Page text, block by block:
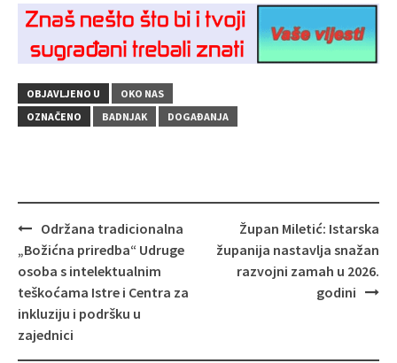
OBJAVLJENO U
OKO NAS
OZNAČENO
BADNJAK DOGAĐANJA
Navigacija
objava
Održana tradicionalna
„Božićna priredba“ Udruge
osoba s intelektualnim
teškoćama Istre i Centra za
inkluziju i podršku u
zajednici
Župan Miletić: Istarska
županija nastavlja snažan
razvojni zamah u 2026.
godini